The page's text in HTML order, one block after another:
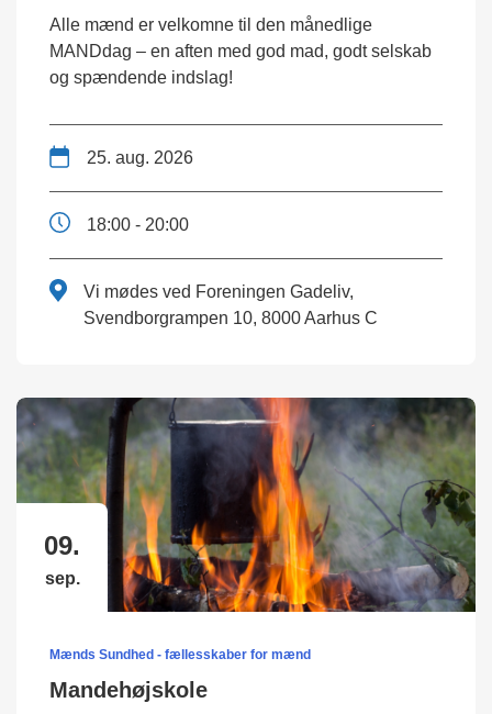
Alle mænd er velkomne til den månedlige
MANDdag – en aften med god mad, godt selskab
og spændende indslag!
25. aug. 2026
18:00 - 20:00
Vi mødes ved Foreningen Gadeliv,
Svendborgrampen 10, 8000 Aarhus C
09.
sep.
Mænds Sundhed - fællesskaber for mænd
Mandehøjskole